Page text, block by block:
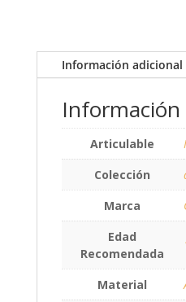
Información adicional
Información
Articulable
Colección
Marca
Edad
Recomendada
Material